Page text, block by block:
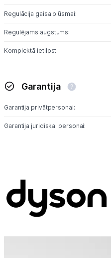
Regulācija gaisa plūsmai:
Regulējams augstums:
Komplektā ietilpst:
Garantija
Garantija privātpersonai:
Garantija juridiskai personai: